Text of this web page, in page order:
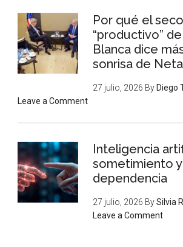
Por qué el seco
“productivo”
Blanca dice
sonrisa de
27 julio, 2026 By Diego
Leave a Comment
Inteligencia
sometimiento y
dependencia
27 julio, 2026 BySilvia
Leave a Comment